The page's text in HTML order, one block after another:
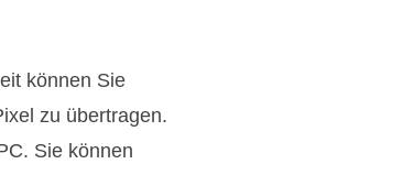
können Sie
zu übertragen.
Sie können